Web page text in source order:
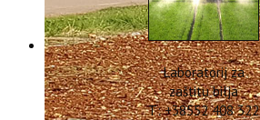
Laboratorij za
zaštitu bilja
T: +38552 408 322